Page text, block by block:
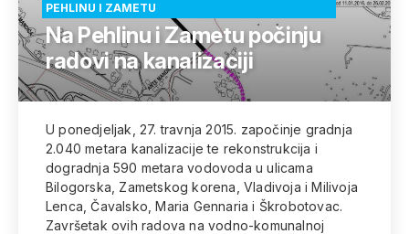
PEHLINU I ZAMETU
Na Pehlinu i Zametu počinju
radovi na kanalizaciji
U ponedjeljak, 27. travnja 2015. započinje gradnja
2.040 metara kanalizacije te rekonstrukcija i
dogradnja 590 metara vodovoda u ulicama
Bilogorska, Zametskog korena, Vladivoja i Milivoja
Lenca, Čavalsko, Maria Gennaria i Škrobotovac.
Završetak ovih radova na vodno-komunalnoj